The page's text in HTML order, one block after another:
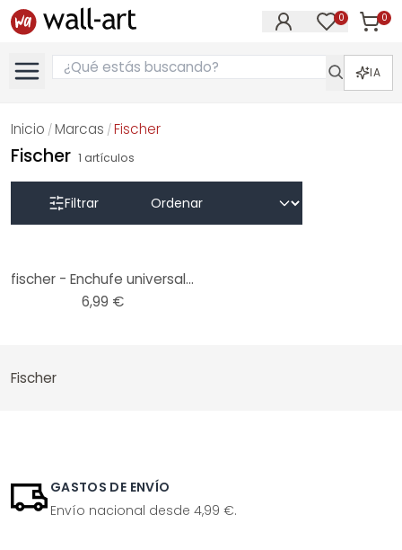
0 0
IA
Inicio / Marcas /Fischer
Fischer 1 artículos
Filtrar
fischer - Enchufe universal UX 6 x 35 RH con gancho redondo
6,99 €
Fischer
GASTOS DE ENVÍO
Envío nacional desde 4,99 €.